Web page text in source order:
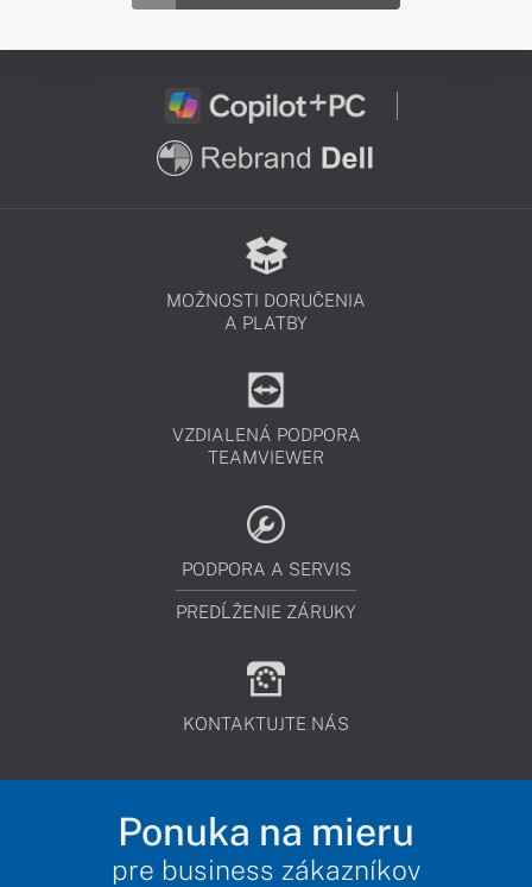
MOŽNOSTI DORUČENIA
A PLATBY
VZDIALENÁ PODPORA
TEAMVIEWER
PODPORA A SERVIS
PREDĹŽENIE ZÁRUKY
KONTAKTUJTE NÁS
Ponuka na mieru
pre business zákazníkov